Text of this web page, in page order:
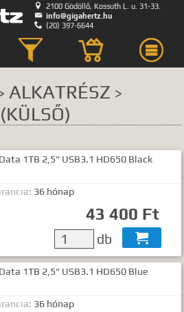
 2100 Gödöllő, Kossuth L. u. 31-33.
info@gigahertz.hu
(20) 397-6644
Keresés
ALKATRÉSZ >
1TB 2,5" USB3.1 HD650 Black
36 hónap
43 400 Ft
db 
1TB 2,5" USB3.1 HD650 Blue
36 hónap